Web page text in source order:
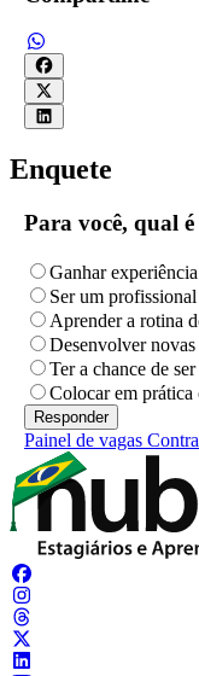
Enquete
Para você, qual
Ganhar
Ser um
Aprender a rotina
Desenvolver
Ter a chance de
Colocar em prática
Painel de vagas